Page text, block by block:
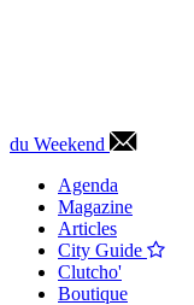
du Weekend
Agenda
Magazine
Articles
City Guide
Clutcho'
Boutique